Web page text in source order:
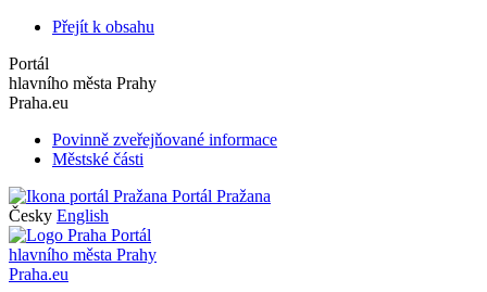
Přejít k obsahu
Portál
hlavního města Prahy
Praha.eu
Povinně zveřejňované informace
Městské části
Portál Pražana
Česky English
Portál
hlavního města Prahy
Praha.eu